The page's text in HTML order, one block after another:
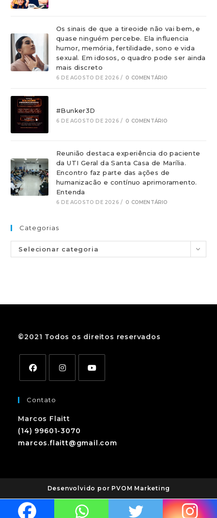
Os sinais de que a tireoide não vai bem, e
quase ninguém percebe. Ela influencia
humor, memória, fertilidade, sono e vida
sexual. Em idosos, o quadro pode ser ainda
mais discreto
6 DE AGOSTO DE 2026 / 0 COMENTÁRIO
#Bunker3D
6 DE AGOSTO DE 2026 / 0 COMENTÁRIO
Reunião destaca experiência do paciente
da UTI Geral da Santa Casa de Marília.
Encontro faz parte das ações de
humanizacão e contínuo aprimoramento.
Entenda
6 DE AGOSTO DE 2026 / 0 COMENTÁRIO
Categorias
Selecionar categoria
©2021 Todos os direitos reservados
Contato
Marcos Flaitt
(14) 99601-3070
marcos.flaitt@gmail.com
Desenvolvido por PVOM Marketing